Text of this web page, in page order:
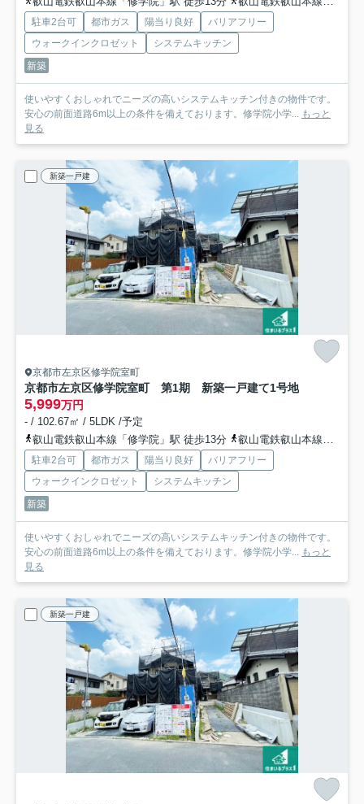
駐車2台可 都市ガス 陽当り良好
バリアフリー
ウォークインクロゼット
システムキッチン
新築
使いやすくおしゃれでニーズの高いシステムキッチン付きの物件です。
安心の前面道路6m以上の条件を備えております。修学院小学... もっと
見る
新築一戸建
京都市左京区修学院室町
京都市左京区修学院室町 第1期 新築一戸建て1号地
5,999万円
- / 102.67㎡ / 5LDK /予定
叡山電鉄叡山本線「修学院」駅 徒歩13分
叡山電鉄叡山本線「宝ケ池」駅 徒歩13分
駐車2台可 都市ガス 陽当り良好
バリアフリー
ウォークインクロゼット
システムキッチン
新築
使いやすくおしゃれでニーズの高いシステムキッチン付きの物件です。
安心の前面道路6m以上の条件を備えております。修学院小学... もっと
見る
新築一戸建